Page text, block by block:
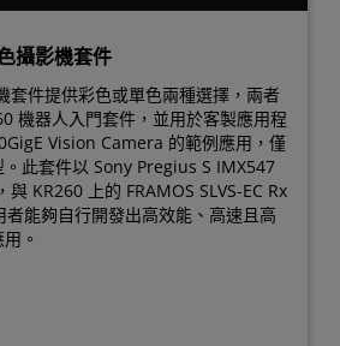
攝影機套件
套件提供彩色或單色兩種選擇，兩者
機器人入門套件，並用於客製應用程
Vision Camera 的範例應用，僅
此套件以 Sony Pregius S IMX547
KR260 上的 FRAMOS SLVS-EC Rx
者能夠自行開發出高效能、高速且高
。